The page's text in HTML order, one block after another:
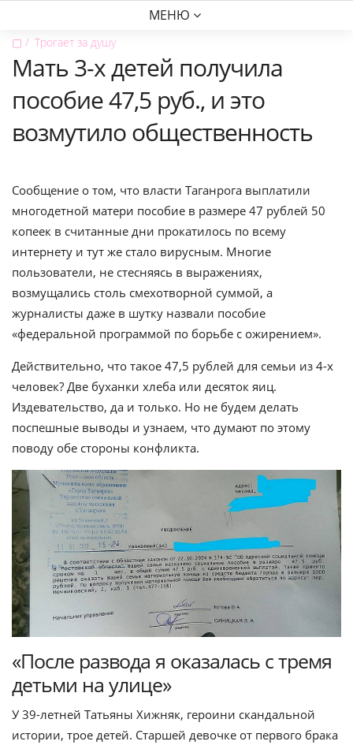
МЕНЮ
▢ Трогает за душу
Мать 3-х детей получила
пособие 47,5 руб., и это
возмутило общественность
Сообщение о том, что власти Таганрога выплатили
многодетной матери пособие в размере 47 рублей 50
копеек в считанные дни прокатилось по всему
интернету и тут же стало вирусным. Многие
пользователи, не стесняясь в выражениях,
возмущались столь смехотворной суммой, а
журналисты даже в шутку назвали пособие
«федеральной программой по борьбе с ожирением».
Действительно, что такое 47,5 рублей для семьи из 4-х
человек? Две буханки хлеба или десяток яиц.
Издевательство, да и только. Но не будем делать
поспешные выводы и узнаем, что думают по этому
поводу обе стороны конфликта.
«После развода я оказалась с тремя
детьми на улице»
У 39-летней Татьяны Хижняк, героини скандальной
истории, трое детей. Старшей девочке от первого брака